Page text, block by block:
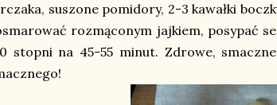
suszone pomidory, 2-3 kawałki
rozmąconym jajkiem, posypać
stopni na 45-55 minut. Zdrowe,